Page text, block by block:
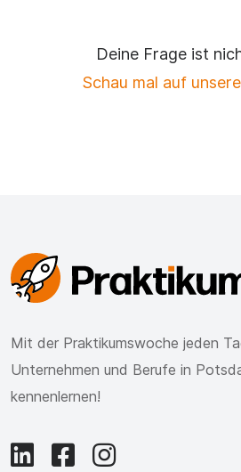
Deine Frage ist
Schau mal auf
Mit der Praktikumswoche jeden
Unternehmen und Berufe in
kennenlernen!